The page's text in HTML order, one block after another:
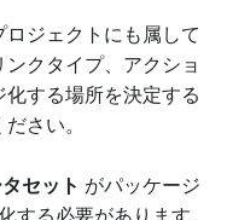
ジェクトにも属して
クタイプ、アクショ
する場所を決定する
さい。
セット がパッケージ
する必要があります。